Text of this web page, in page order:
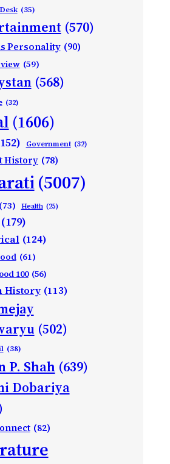
(35)
(570)
Personality (90)
(59)
(568)
(32)
(1606)
Government (32)
History (78)
(5007)
(73) Health (25)
(179)
(124)
(61)
100 (56)
History (113)
(502)
(38)
P. Shah (639)
Dobariya
(82)